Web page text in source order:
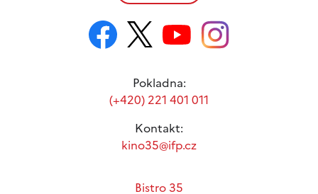
Pokladna:
(+420) 221 401 011
Kontakt:
kino35@ifp.cz
Bistro 35